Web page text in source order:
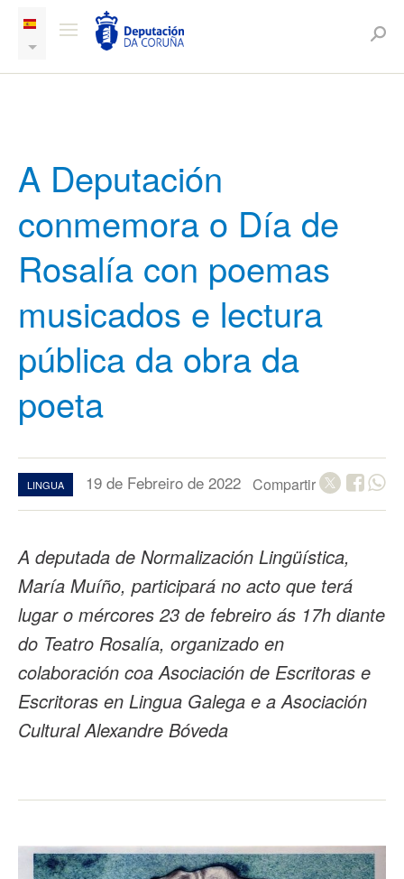
A Deputación
conmemora o Día de
Rosalía con poemas
musicados e lectura
pública da obra da
poeta
LINGUA 19 de Febreiro de 2022 Compartir
A deputada de Normalización Lingüística,
María Muíño, participará no acto que terá
lugar o mércores 23 de febreiro ás 17h diante
do Teatro Rosalía, organizado en
colaboración coa Asociación de Escritoras e
Escritoras en Lingua Galega e a Asociación
Cultural Alexandre Bóveda